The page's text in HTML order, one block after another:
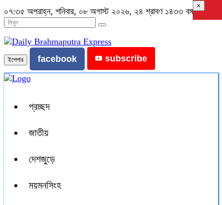
০৭:৩৫ অপরাহ্ন, শনিবার, ০৮ অগাস্ট ২০২৬, ২৪ শ্রাবণ ১৪৩৩ বঙ্গাব্দ
ইপেপার facebook subscribe
প্রচ্ছদ
জাতীয়
দেশজুড়ে
ময়মনসিংহ
×